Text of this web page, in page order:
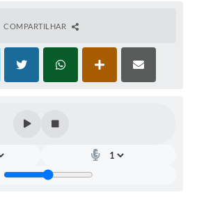
COMPARTILHAR